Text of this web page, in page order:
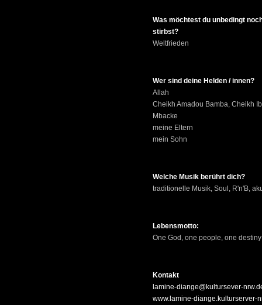
Was möchtest du unbedingt
stirbst?
Weltfrieden
Wer sind deine Helden / innen?
Allah
Cheikh Amadou Bamba, Cheikh
Mbacke
meine Eltern
mein Sohn
Welche Musik berührt dich?
traditionelle Musik, Soul, R'n'B,
Lebensmotto:
One God, one people, one
Kontakt
lamine-diange@kultursever-
www.lamine-diange.kulturserver-